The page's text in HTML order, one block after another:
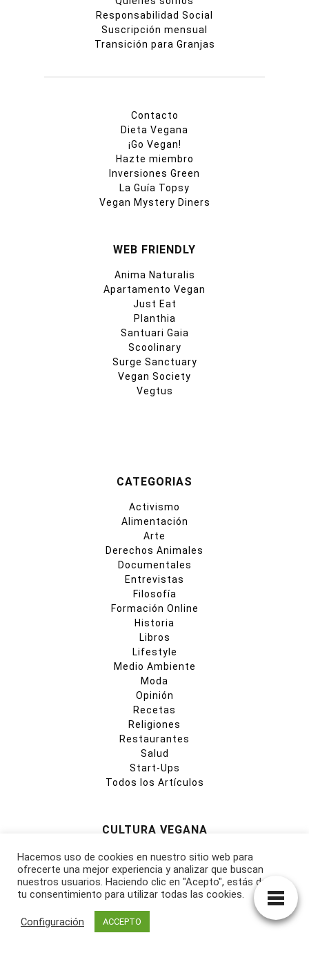
Responsabilidad Social
Suscripción mensual
Transición para Granjas
Contacto
Dieta Vegana
¡Go Vegan!
Hazte miembro
Inversiones Green
La Guía Topsy
Vegan Mystery Diners
WEB FRIENDLY
Anima Naturalis
Apartamento Vegan
Just Eat
Planthia
Santuari Gaia
Scoolinary
Surge Sanctuary
Vegan Society
Vegtus
CATEGORIAS
Activismo
Alimentación
Arte
Derechos Animales
Documentales
Entrevistas
Filosofía
Formación Online
Historia
Libros
Lifestyle
Medio Ambiente
Moda
Opinión
Recetas
Religiones
Restaurantes
Salud
Start-Ups
Todos los Artículos
CULTURA VEGANA
Passatge Can Trona, 23 A
17176 Joanetes, Girona,
España, Europa, Planeta Tierra
info@culturavegana.com
Hacemos uso de cookies en nuestro sitio web para
ofrecerte una mejor experiencia y analizar que buscan
nuestros usuarios. Haciendo clic en "Acepto", estás dando
tu consentimiento para utilizar todas las cookies.
Configuración ACCEPTO